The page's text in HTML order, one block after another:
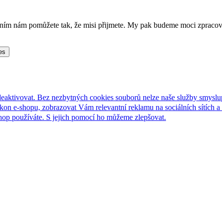
nám pomůžete tak, že misi přijmete. My pak budeme moci
Bez nezbytných cookies souborů nelze naše služby
e-shopu, zobrazovat Vám relevantní reklamu na sociálních sítích
používáte. S jejich pomocí ho můžeme zlepšovat.